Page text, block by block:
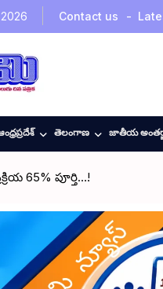
Contact us
తెలంగాణ జాతీయ
65% పూర్తి…!